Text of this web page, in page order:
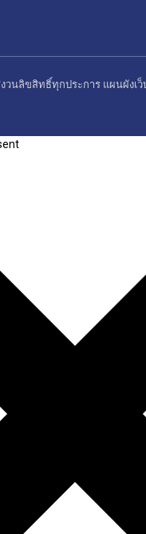
วนลิขสิทธิ์ทุกประการ แผนผังเ